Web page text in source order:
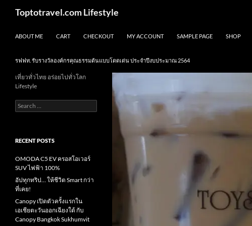
Toptotravel.com Lifestyle
ABOUT ME CART CHECKOUT MY ACCOUNT SAMPLE PAGE SHOP
รฟฟท. รับรางวัลองค์กรคุณธรรมต้นแบบโดดเด่น ประจำปีงบประมาณ 2564
เที่ยวทั่วไทย อร่อยไปทั่วโลก
Lifestyle
Search
for:
RECENT POSTS
OMODA C5 EV ครอสโอเวอร์
SUV ไฟฟ้า 100%
อัปทุกทริป… ให้ชีวิต Smart กว่า
ที่เคย!
Canopy เปิดตัวครั้งแรกใน
เอเชียตะวันออกเฉียงใต้ กับ
Canopy Bangkok Sukhumvit